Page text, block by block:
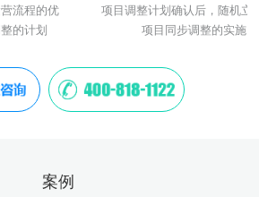
流程的优
的计划
项目调整计划确认后，随机立
项目同步调整的实施
案例